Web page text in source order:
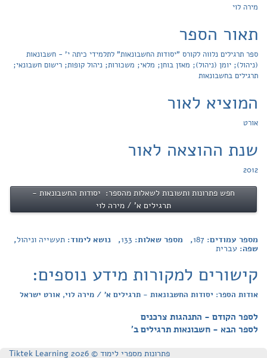
מירה לוי
תאור הספר
ספר תרגילים נלווה לקורס "יסודות החשבונאות" לתלמידי כיתה י' - חשבונאות
(ניהול); יומן (ניהול); מאזן בוחן; מלאי; משכורות; ניהול קופות; רישום חשבונאי;
תרגילים בחשבונאות
המוציא לאור
אורט
שנת ההוצאה לאור
2012
חפש פתרונות ותשובות לשאלות מהספר: יסודות החשבונאות -
תרגילים א' / מירה לוי
מספר עמודים: 187, מספר שאלות: 133, נושא לימוד: תעשייה וניהול,
שפה: עברית
קישורים למקורות מידע נוספים:
אודות הספר: יסודות החשבונאות - תרגילים א' / מירה לוי, אורט ישראל
לספר הקודם - התנהגות צרכנים
לספר הבא - חשבונאות תרגילים ב'
פתרונות מספרי לימוד © Tiktek Learning 2026